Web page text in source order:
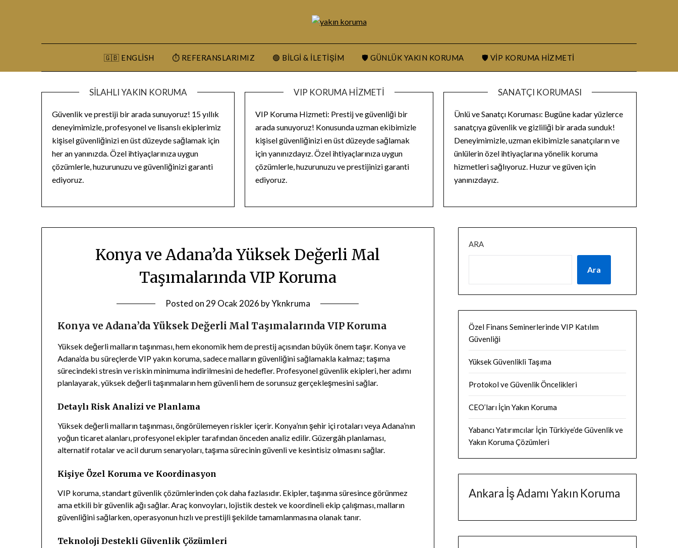
🇬🇧 ENGLISH ⏱️ REFERANSLARIMIZ 🟢 BILGI & İLETIŞIM 🛡️ GÜNLÜK YAKIN KORUMA 🛡️ VIP KORUMA HIZMETI
SILAHLI YAKIN KORUMA
Güvenlik ve prestiji bir arada sunuyoruz! 15 yıllık
deneyimimizle, profesyonel ve lisanslı ekiplerimiz
kişisel güvenliğinizi en üst düzeyde sağlamak için
her an yanınızda. Özel ihtiyaçlarınıza uygun
çözümlerle, huzurunuzu ve güvenliğinizi garanti
ediyoruz.
VIP KORUMA HIZMETI
VIP Koruma Hizmeti: Prestij ve güvenliği bir
arada sunuyoruz! Konusunda uzman ekibimizle
kişisel güvenliğinizi en üst düzeyde sağlamak
için yanınızdayız. Özel ihtiyaçlarınıza uygun
çözümlerle, huzurunuzu ve prestijinizi garanti
ediyoruz.
SANATÇI KORUMASI
Ünlü ve Sanatçı Koruması: Bugüne kadar yüzlerce
sanatçıya güvenlik ve gizliliği bir arada sunduk!
Deneyimimizle, uzman ekibimizle sanatçıların ve
ünlülerin özel ihtiyaçlarına yönelik koruma
hizmetleri sağlıyoruz. Huzur ve güven için
yanınızdayız.
Konya ve Adana’da Yüksek Değerli Mal
Taşımalarında VIP Koruma
Posted on 29 Ocak 2026 byYknkruma
Konya ve Adana’da Yüksek Değerli Mal Taşımalarında VIP Koruma
Yüksek değerli malların taşınması, hem ekonomik hem de prestij açısından büyük önem taşır. Konya ve
Adana’da bu süreçlerde VIP yakın koruma, sadece malların güvenliğini sağlamakla kalmaz; taşıma
sürecindeki stresin ve riskin minimuma indirilmesini de hedefler. Profesyonel güvenlik ekipleri, her adımı
planlayarak, yüksek değerli taşınmaların hem güvenli hem de sorunsuz gerçekleşmesini sağlar.
Detaylı Risk Analizi ve Planlama
Yüksek değerli malların taşınması, öngörülemeyen riskler içerir. Konya’nın şehir içi rotaları veya Adana’nın
yoğun ticaret alanları, profesyonel ekipler tarafından önceden analiz edilir. Güzergâh planlaması,
alternatif rotalar ve acil durum senaryoları, taşıma sürecinin güvenli ve kesintisiz olmasını sağlar.
Kişiye Özel Koruma ve Koordinasyon
VIP koruma, standart güvenlik çözümlerinden çok daha fazlasıdır. Ekipler, taşınma süresince görünmez
ama etkili bir güvenlik ağı sağlar. Araç konvoyları, lojistik destek ve koordineli ekip çalışması, malların
güvenliğini sağlarken, operasyonun hızlı ve prestijli şekilde tamamlanmasına olanak tanır.
Teknoloji Destekli Güvenlik Çözümleri
ARA
Ara
Özel Finans Seminerlerinde VIP Katılım
Güvenliği
Yüksek Güvenlikli Taşıma
Protokol ve Güvenlik Öncelikleri
CEO’ları İçin Yakın Koruma
Yabancı Yatırımcılar İçin Türkiye’de Güvenlik ve
Yakın Koruma Çözümleri
Ankara İş Adamı Yakın Koruma